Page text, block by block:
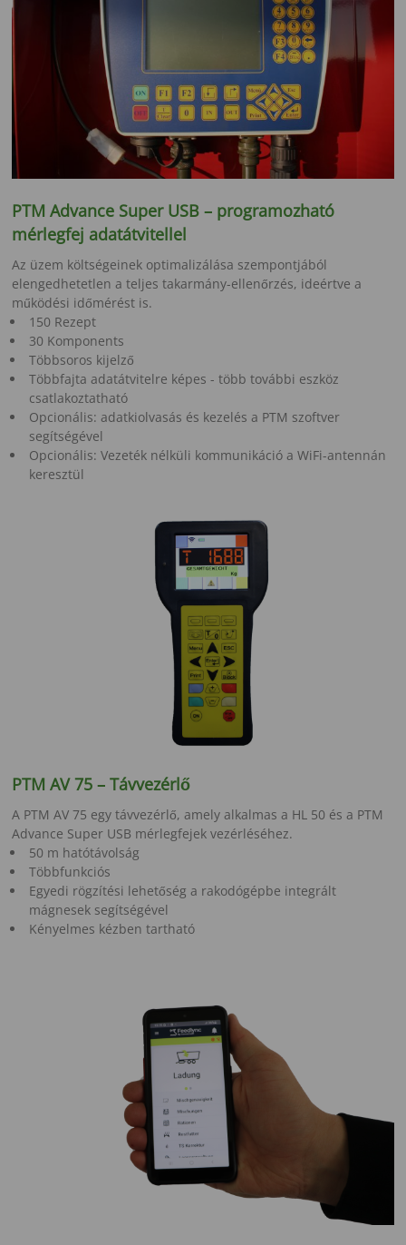
PTM Advance Super USB – programozható
mérlegfej adatátvitellel
Az üzem költségeinek optimalizálása szempontjából
elengedhetetlen a teljes takarmány-ellenőrzés, ideértve a
működési időmérést is.
150 Rezept
30 Komponents
Többsoros kijelző
Többfajta adatátvitelre képes - több további eszköz
csatlakoztatható
Opcionális: adatkiolvasás és kezelés a PTM szoftver
segítségével
Opcionális: Vezeték nélküli kommunikáció a WiFi-antennán
keresztül
PTM AV 75 – Távvezérlő
A PTM AV 75 egy távvezérlő, amely alkalmas a HL 50 és a PTM
Advance Super USB mérlegfejek vezérléséhez.
50 m hatótávolság
Többfunkciós
Egyedi rögzítési lehetőség a rakodógépbe integrált
mágnesek segítségével
Kényelmes kézben tartható